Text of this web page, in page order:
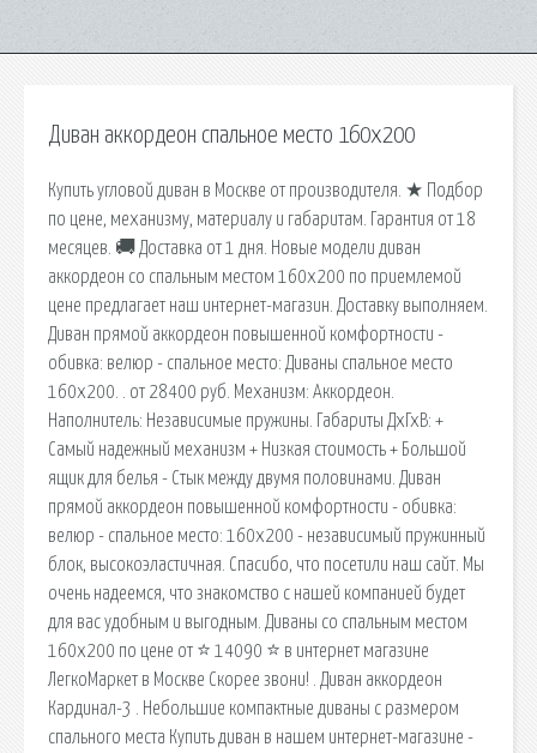
Диван аккордеон спальное место 160х200
Купить угловой диван в Москве от производителя. ★ Подбор
по цене, механизму, материалу и габаритам. Гарантия от 18
месяцев. 🚚 Доставка от 1 дня. Новые модели диван
аккордеон со спальным местом 160х200 по приемлемой
цене предлагает наш интернет-магазин. Доставку выполняем.
Диван прямой аккордеон повышенной комфортности -
обивка: велюр - спальное место: Диваны спальное место
160х200. . от 28400 руб. Механизм: Аккордеон.
Наполнитель: Независимые пружины. Габариты ДхГхВ: +
Самый надежный механизм + Низкая стоимость + Большой
ящик для белья - Стык между двумя половинами. Диван
прямой аккордеон повышенной комфортности - обивка:
велюр - спальное место: 160х200 - независимый пружинный
блок, высокоэластичная. Спасибо, что посетили наш сайт. Мы
очень надеемся, что знакомство с нашей компанией будет
для вас удобным и выгодным. Диваны со спальным местом
160х200 по цене от ⭐ 14090 ⭐ в интернет магазине
ЛегкоМаркет в Москве Скорее звони! . Диван аккордеон
Кардинал-3 . Небольшие компактные диваны с размером
спального места Купить диван в нашем интернет-магазине -